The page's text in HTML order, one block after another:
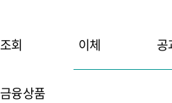
조회 이체 공
금융상품